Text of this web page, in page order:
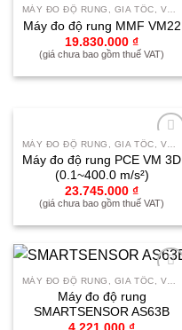
thích
Máy đo độ rung MMF VM22
19.830.000 ₫
(giá chưa bao gồm thuế VAT)
thích
MÁY ĐO ĐỘ RUNG, GIA TỐC, VẬN TỐC, CÂN BẰNG ĐỘNG
Máy đo độ rung PCE VM 3D
(0.1~400.0 m/s²)
23.745.000 ₫
(giá chưa bao gồm thuế VAT)
Máy đo độ rung
SMARTSENSOR AS63B